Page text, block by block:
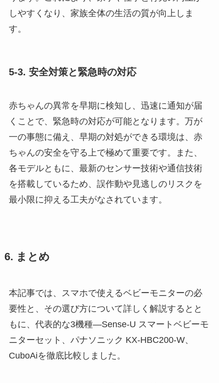
しやすくなり、家族全体の生活の質が向上しま
す。
5-3. 安全対策と緊急時の対応
赤ちゃんの異常を早期に検知し、迅速に通知が届
くことで、緊急時の対応が可能となります。万が
一の事態に備え、早期の対処ができる環境は、赤
ちゃんの安全を守る上で極めて重要です。また、
各モデルともに、最新のセンサー技術や通信技術
を搭載しているため、誤作動や見逃しのリスクを
最小限に抑える工夫がなされています。
6. まとめ
本記事では、スマホで使えるベビーモニターの必
要性と、その選び方について詳しく解説するとと
もに、代表的な3機種―Sense-U スマートベビーモ
ニターセット、パナソニック KX-HBC200-W、
CuboAiを徹底比較しました。